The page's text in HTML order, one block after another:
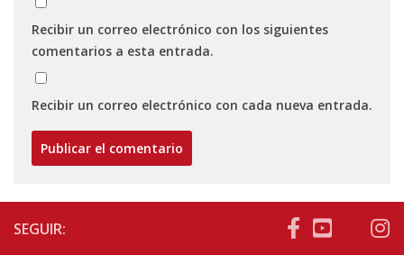
Recibir un correo electrónico con los siguientes
comentarios a esta entrada.
Recibir un correo electrónico con cada nueva entrada.
SEGUIR: